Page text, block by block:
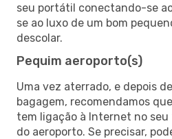
seu portátil conectando-se
se ao luxo de um bom
descolar.
Pequim aeroporto(s)
Uma vez aterrado, e depois
bagagem, recomendamos
tem ligação à Internet no
do aeroporto. Se precisar,